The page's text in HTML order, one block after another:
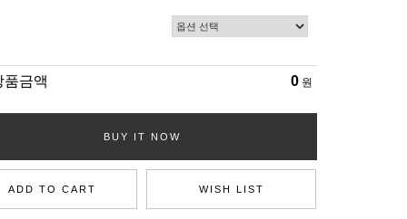
품금액 0 원
BUY IT NOW
ADD TO CART WISH LIST